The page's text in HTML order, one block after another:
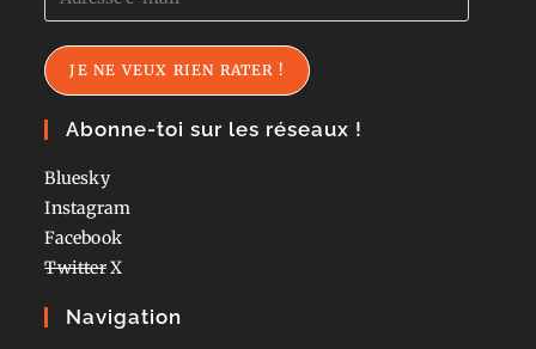
e-
mail
JE NE VEUX RIEN RATER !
Abonne-toi sur les réseaux !
Bluesky
Instagram
Facebook
TwitterX
Navigation